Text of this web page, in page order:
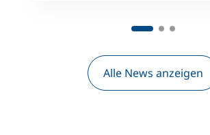
Alle News anzeigen